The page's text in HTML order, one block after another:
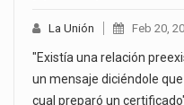
La Unión Feb 20,
"Existía una relación
un mensaje diciéndole
cual preparó un